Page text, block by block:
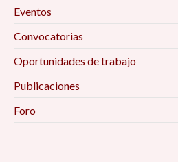
Eventos
Convocatorias
Oportunidades de trabajo
Publicaciones
Foro